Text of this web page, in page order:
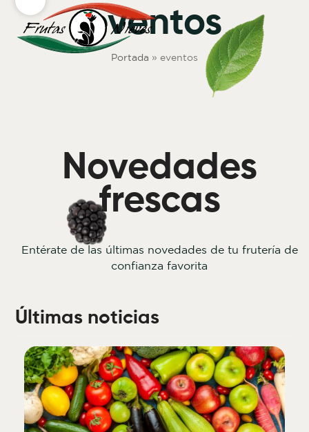
Skip
content
Open
mobile
menu
Close
mobile
menu
eventos
Portada » eventos
Novedades
frescas
Entérate de las últimas novedades de tu frutería de
confianza favorita
Últimas noticias